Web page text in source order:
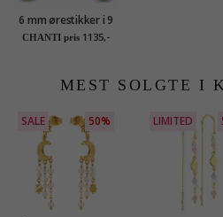
6 mm ørestikker i 9
karat guld med
CHANTI pris 1135,-
MEST SOLGTE I
SALE 50% LIMITED